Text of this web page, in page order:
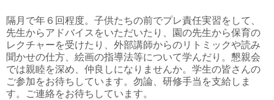
隔月で年６回程度。子供たちの前でプレ責任実習をして、
先生からアドバイスをいただいたり、園の先生から保育の
レクチャーを受けたり、外部講師からのリトミックや読み
聞かせの仕方、絵画の指導法等について学んだり。懇親会
では親睦を深め、仲良しになりませんか。学生の皆さんの
ご参加をお待ちしています。勿論、研修手当を支給しま
す。ご連絡をお待ちしています。